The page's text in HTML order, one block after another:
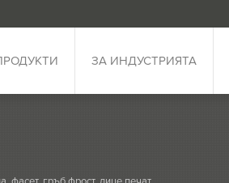
ЗА ИНДУСТРИЯТА